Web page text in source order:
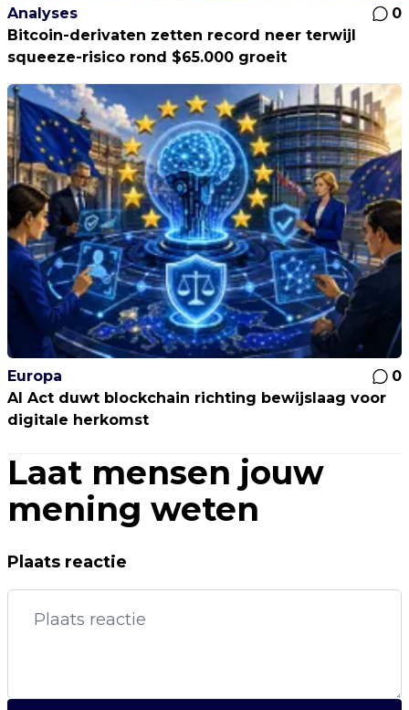
Analyses
0
Bitcoin-derivaten zetten record neer terwijl
squeeze-risico rond $65.000 groeit
Europa
0
AI Act duwt blockchain richting bewijslaag voor
digitale herkomst
Laat mensen jouw
mening weten
Plaats reactie